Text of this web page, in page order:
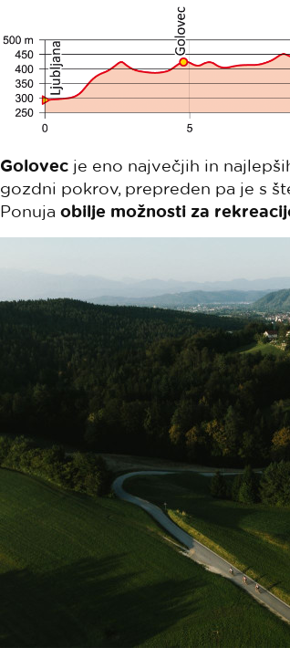
Golovec je eno največjih in
gozdni pokrov, prepreden pa je s
Ponuja obilje možnosti za